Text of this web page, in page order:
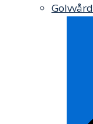
Golvvård